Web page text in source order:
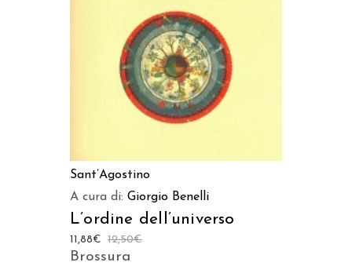
Sant’Agostino
A cura di: Giorgio Benelli
L’ordine dell’universo
12,50€
11,88€
Brossura